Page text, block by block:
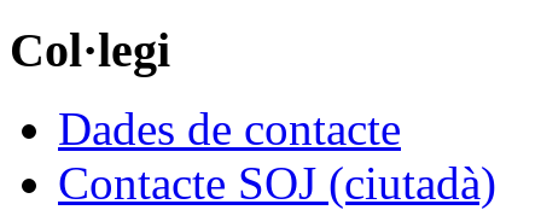
Col·legi
Dades de contacte
Contacte SOJ (ciutadà)